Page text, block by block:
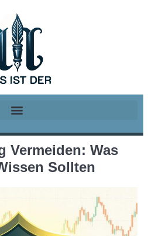
Vermeiden: Was
Sollten